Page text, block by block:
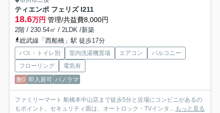
ティエンポ フェリズ I211
18.6万円 管理/共益費8,000円
2階 / 230.54㎡ / 2LDK /新築
総武線「西船橋」駅 徒歩17分
バス・トイレ別 室内洗濯機置場 エアコン
バルコニー
フローリング
電気有
敷0 即入居可 パノラマ
ファミリーマート 船橋本中山店まで徒歩5分と近場にコンビニがあるの
もポイント。セキュリティ面は、オートロック・TVインタ... もっと見る